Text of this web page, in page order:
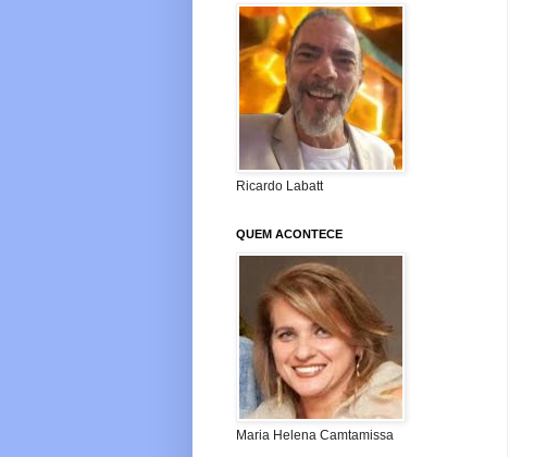
Ricardo Labatt
QUEM ACONTECE
Maria Helena Camtamissa